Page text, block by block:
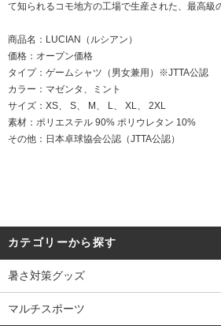
て知られるコモ地方の工場で生産された、最高級
商品名：LUCIAN（ルシアン）
価格：オープン価格
タイプ：ゲームシャツ（男女兼用）※JTTA公認
カラー：マゼンタ、ミント
サイズ：XS、 S、 M、 L、 XL、 2XL
素材：ポリエステル 90% ポリウレタン 10%
その他：日本卓球協会公認（JTTA公認）
カテゴリーから探す
暑さ対策グッズ
マルチスポーツ